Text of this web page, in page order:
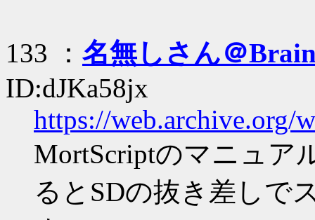
133 ： 名無しさん＠
ID:dJKa58jx
https://web.archive.org/
MortScriptのマニュア
るとSDの抜き差しで